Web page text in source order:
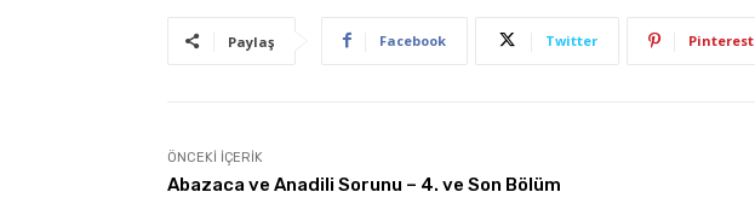
Paylaş Facebook Twitter Pinterest
ÖNCEKI İÇERIK
Abazaca ve Anadili Sorunu – 4. ve Son Bölüm